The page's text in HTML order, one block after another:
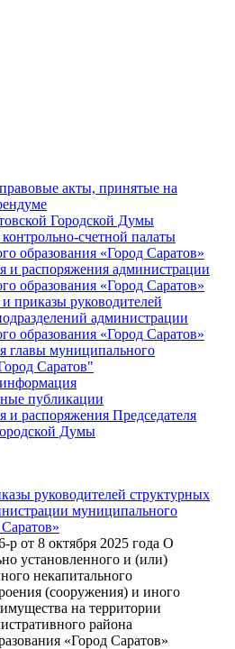
акты, принятые на
Городской Думы
счетной палаты
образования «Город Саратов»
и распоряжения администрации
образования «Город Саратов»
приказы руководителей
администрации
образования «Город Саратов»
главы муниципального
Саратов"
публикации
и распоряжения Председателя
Думы
руководителей структурных
муниципального
от 8 октября 2025 года О
установленного и (или)
некапитального
(сооружения) и иного
на территории
района
«Город Саратов»